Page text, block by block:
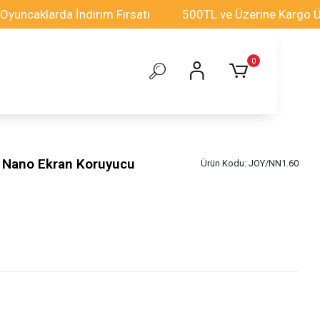
İndirim Fırsatı 500TL ve Üzerine Kargo
0
Ekran Koruyucu Ürün Kodu: JOY/NN1.60